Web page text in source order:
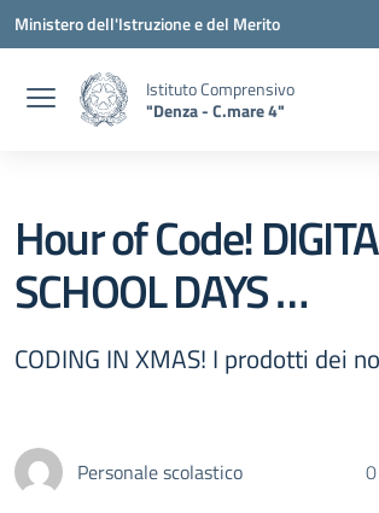
Vai ai contenuti
Vai al menu di navigazione
Vai al footer
Ministero dell'Istruzione e del Merito
Istituto Comprensivo
"Denza - C.mare 4"
Hour of Code!
SCHOOL DAYS …
CODING IN XMAS! I prodotti dei
Personale scolastico 0